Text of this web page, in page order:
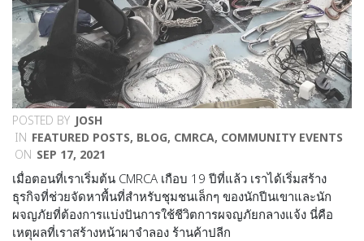
POSTED BY JOSH
IN FEATURED POSTS, BLOG, CMRCA, COMMUNITY EVENTS
ON SEP 17, 2021
เมื่อตอนที่เราเริ่มต้น CMRCA เกือบ 19 ปีที่แล้ว เราได้เริ่มสร้าง
ธุรกิจที่ช่วยจัดหาพื้นที่สำหรับชุมชนเล็กๆ ของนักปีนเขาและนัก
ผจญภัยที่ต้องการแบ่งปันการใช้ชีวิตการผจญภัยกลางแจ้ง นี่คือ
เหตุผลที่เราสร้างหน้าผาจำลอง ร้านค้าปลีก